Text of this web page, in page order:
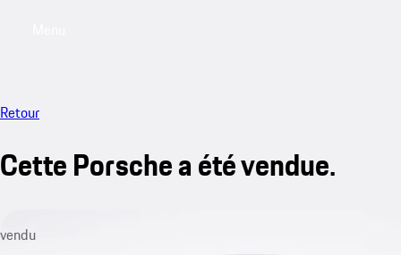
Retour
Cette Porsche a été vendue.
vendu